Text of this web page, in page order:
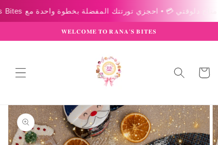
content
𝐖𝐄𝐋𝐂𝐎𝐌𝐄 𝐓𝐎 𝐑𝐀𝐍𝐀’𝐒 𝐁𝐈𝐓𝐄𝐒
عربة
التسوق
Skip to
product
information